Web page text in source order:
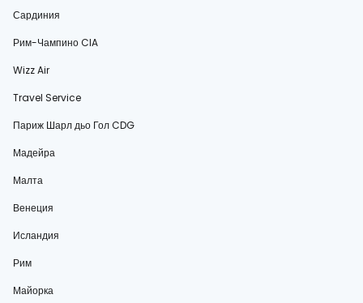
Сардиния
Рим-Чампино CIA
Wizz Air
Travel Service
Париж Шарл дьо Гол CDG
Мадейра
Малта
Венеция
Исландия
Рим
Майорка